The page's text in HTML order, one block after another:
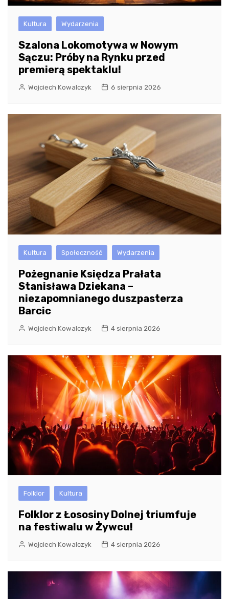
Kultura Wydarzenia
Szalona Lokomotywa w Nowym
Sączu: Próby na Rynku przed
premierą spektaklu!
Wojciech Kowalczyk 6 sierpnia 2026
Kultura Społeczność Wydarzenia
Pożegnanie Księdza Prałata
Stanisława Dziekana –
niezapomnianego duszpasterza
Barcic
Wojciech Kowalczyk 4 sierpnia 2026
Folklor Kultura
Folklor z Łososiny Dolnej triumfuje
na festiwalu w Żywcu!
Wojciech Kowalczyk 4 sierpnia 2026